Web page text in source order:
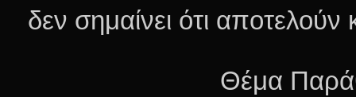
δεν σημαίνει ότι
Θέμα